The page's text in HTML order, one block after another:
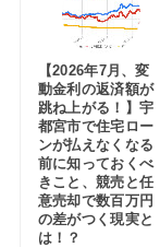
【2026年7月、変
動金利の返済額が
跳ね上がる！】宇
都宮市で住宅ロー
ンが払えなくなる
前に知っておくべ
きこと、競売と任
意売却で数百万円
の差がつく現実と
は！？